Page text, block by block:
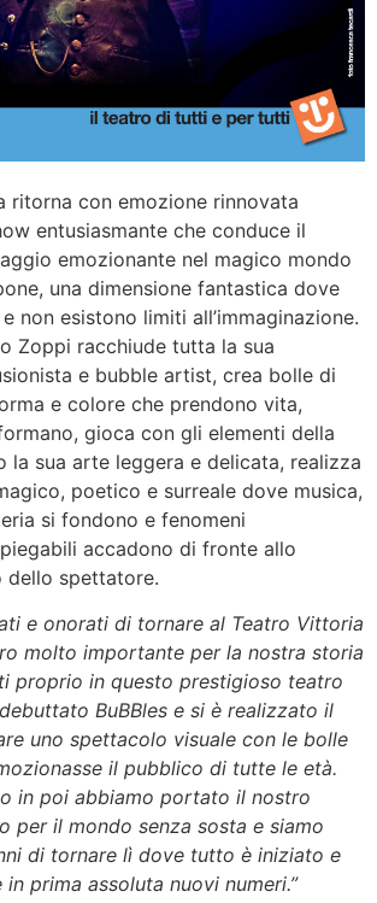
ritorna con emozione rinnovata
entusiasmante che conduce il
emozionante nel magico mondo
una dimensione fantastica dove
non esistono limiti all’immaginazione.
Zoppi racchiude tutta la sua
e bubble artist, crea bolle di
e colore che prendono vita,
gioca con gli elementi della
la sua arte leggera e delicata, realizza
poetico e surreale dove musica,
si fondono e fenomeni
accadono di fronte allo
dello spettatore.
e onorati di tornare al Teatro Vittoria
molto importante per la nostra storia
proprio in questo prestigioso teatro
BuBBles e si è realizzato il
uno spettacolo visuale con le bolle
il pubblico di tutte le età.
in poi abbiamo portato il nostro
per il mondo senza sosta e siamo
di tornare lì dove tutto è iniziato e
prima assoluta nuovi numeri.”